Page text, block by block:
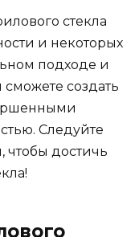
стекла
и некоторых
подходе и
сможете создать
Следуйте
чтобы достичь